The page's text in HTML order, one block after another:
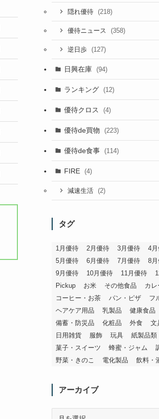
隠れ優待 (218)
優待ニュース (358)
逆日歩 (127)
日興在庫 (94)
ランキング (12)
優待クロス (4)
優待de買物 (223)
優待de食事 (114)
FIRE (4)
減速生活 (2)
タグ
1月優待 2月優待 3月優待
4
5月優待
6月優待 7月優待
8
9月優待
10月優待 11月優待
Pickup
お米 その他食品
カレ
コーヒー・お茶
パン・ピザ
フ
ヘアケア用品
乳製品
健康食品
備蓄・防災品
化粧品 外食
文
日用雑貨
服飾 玩具 紙製品類
菓子・スイーツ
蜂蜜・ジャム
野菜・きのこ
電化製品 飲料・
アーカイブ